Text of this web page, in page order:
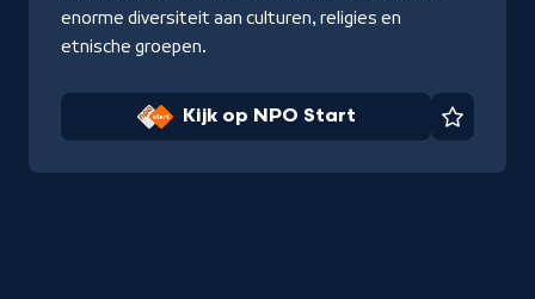
enorme diversiteit aan culturen, religies en
etnische groepen.
Kijk op NPO Start